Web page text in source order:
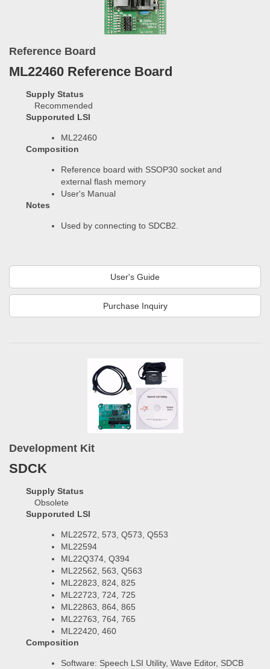
Reference Board
ML22460 Reference Board
Supply Status
Recommended
Supporuted LSI
ML22460
Composition
Reference board with SSOP30 socket and
external flash memory
User's Manual
Notes
Used by connecting to SDCB2.
User's Guide
Purchase Inquiry
Development Kit
SDCK
Supply Status
Obsolete
Supporuted LSI
ML22572, 573, Q573, Q553
ML22594
ML22Q374, Q394
ML22562, 563, Q563
ML22823, 824, 825
ML22723, 724, 725
ML22863, 864, 865
ML22763, 764, 765
ML22420, 460
Composition
Software: Speech LSI Utility, Wave Editor, SDCB